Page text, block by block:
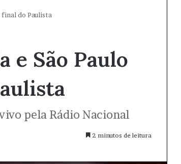
final do Paulista
e São Paulo
pela Rádio Nacional
2 minutos de leitura